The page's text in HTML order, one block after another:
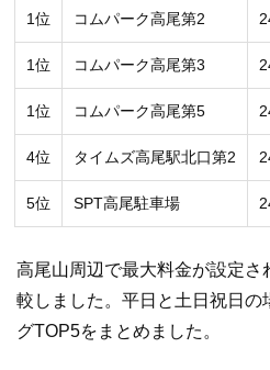
1位 コムパーク高尾第2
1位 コムパーク高尾第3
1位 コムパーク高尾第5
4位 タイムズ高尾駅北口第2
5位 SPT高尾駐車場
高尾山周辺で最大料金が設定さ
較しました。平日と土日祝日の
グTOP5をまとめました。